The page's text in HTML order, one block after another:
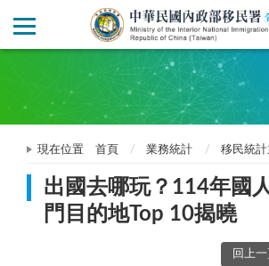
現在位置 首頁 業務統計 移民統
出國去哪玩？114年國
門目的地Top 10揭曉
回上一